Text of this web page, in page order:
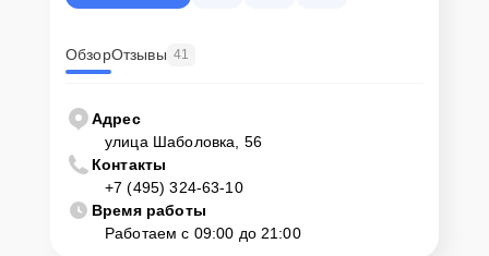
ОбзорОтзывы 41
Адрес
улица Шаболовка, 56
Контакты
+7 (495) 324-63-10
Время работы
Работаем с 09:00 до 21:00